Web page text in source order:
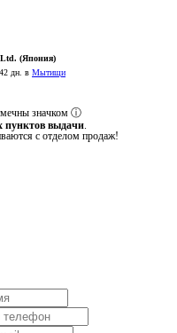
(Япония)
дн. в Мытищи
значком ⓘ
пунктов выдачи
с отделом продаж!